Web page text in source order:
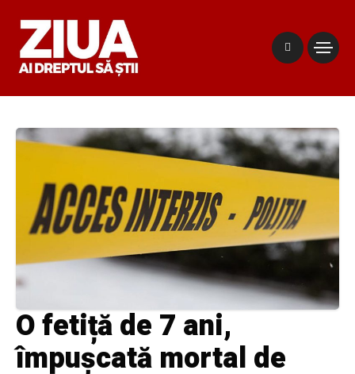
O fetiță de 7 ani,
împușcată mortal de